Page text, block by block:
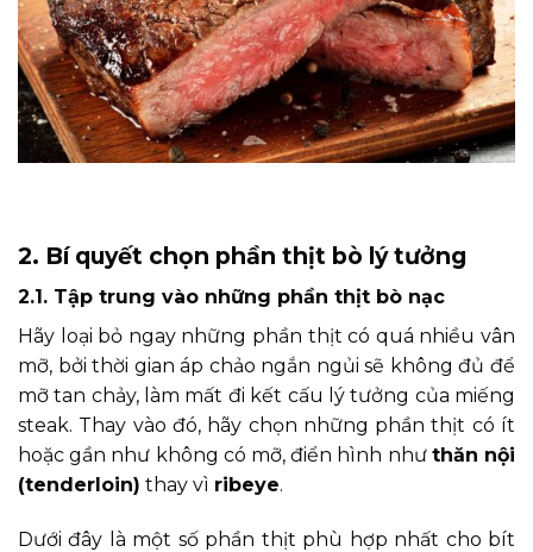
2. Bí quyết chọn phần thịt bò lý tưởng
2.1. Tập trung vào những phần thịt bò nạc
Hãy loại bỏ ngay những phần thịt có quá nhiều vân
mỡ, bởi thời gian áp chảo ngắn ngủi sẽ không đủ để
mỡ tan chảy, làm mất đi kết cấu lý tưởng của miếng
steak. Thay vào đó, hãy chọn những phần thịt có ít
hoặc gần như không có mỡ, điển hình như thăn nội
(tenderloin) thay vì ribeye.
Dưới đây là một số phần thịt phù hợp nhất cho bít